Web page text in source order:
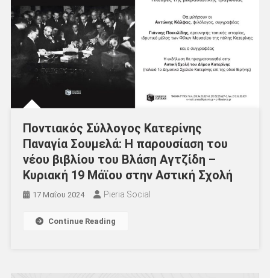
Ποντιακός Σύλλογος Κατερίνης
Παναγία Σουμελά: Η παρουσίαση του
νέου βιβλίου του Βλάση Αγτζίδη –
Κυριακή 19 Μάϊου στην Αστική Σχολή
17 Μαΐου 2024 Pieria Social
Continue Reading